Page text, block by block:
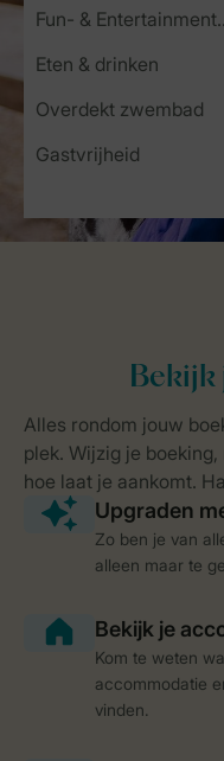
Fun- &
Eten & drinken
Overdekt zwembad
Gastvrijheid
Zo ben je van
alleen maar te
Kom te weten
accommodatie
vinden.